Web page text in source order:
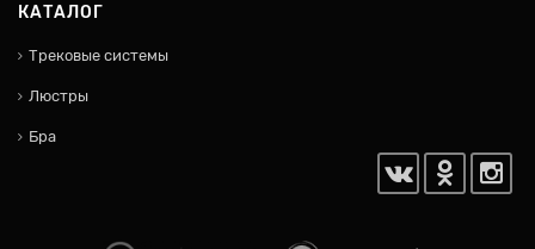
КАТАЛОГ
Трековые системы
Люстры
Бра